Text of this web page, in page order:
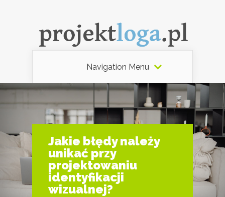
Navigation Menu
Jakie błędy należy
unikać przy
projektowaniu
identyfikacji
wizualnej?